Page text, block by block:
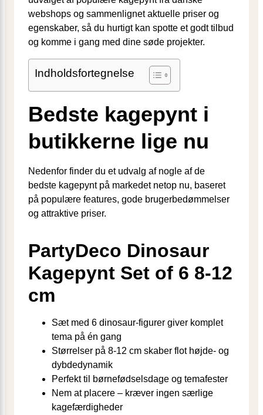
webshops og sammenlignet aktuelle priser og
egenskaber, så du hurtigt kan spotte et godt tilbud
og komme i gang med dine søde projekter.
Indholdsfortegnelse
Bedste kagepynt i
butikkerne lige nu
Nedenfor finder du et udvalg af nogle af de
bedste kagepynt på markedet netop nu, baseret
på populære features, gode brugerbedømmelser
og attraktive priser.
PartyDeco Dinosaur
Kagepynt Set of 6 8-12
cm
Sæt med 6 dinosaur-figurer giver komplet
tema på én gang
Størrelser på 8-12 cm skaber flot højde- og
dybdedynamik
Perfekt til børnefødselsdage og temafester
Nem at placere – kræver ingen særlige
kagefærdigheder